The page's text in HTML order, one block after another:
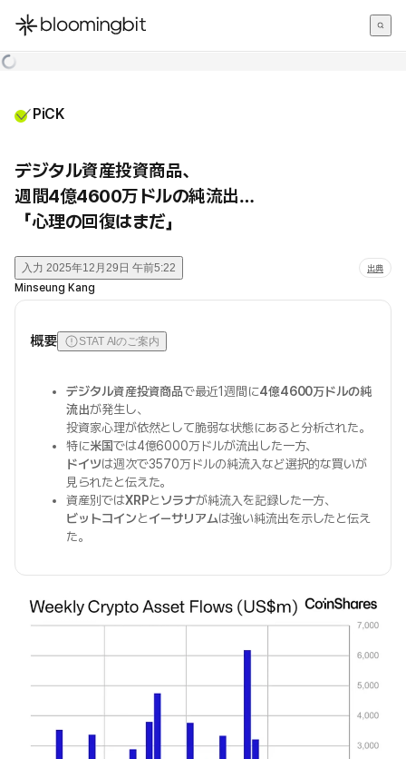
한국어
PiCK
デジタル資産投資商品、
週間4億4600万ドルの純流出…
「心理の回復はまだ」
入力 2025年12月29日 午前5:22 出典
Minseung Kang
概要 STAT AIのご案内
デジタル資産投資商品で最近1週間に4億4600万ドルの純
流出が発生し、
投資家心理が依然として脆弱な状態にあると分析された。
特に米国では4億6000万ドルが流出した一方、
ドイツは週次で3570万ドルの純流入など選択的な買いが
見られたと伝えた。
資産別ではXRPとソラナが純流入を記録した一方、
ビットコインとイーサリアムは強い純流出を示したと伝え
た。